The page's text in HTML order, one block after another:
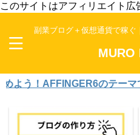
このサイトはアフィリエイト広
副業ブログ＋仮想通貨で稼ぐ
MURO
AFFINGER6のテーマで月5